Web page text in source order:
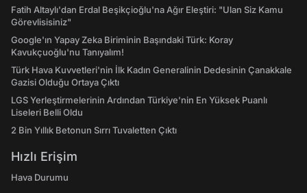
Fatih Altaylı'dan Erdal Beşikçioğlu'na Ağır Eleştiri: "Ulan Siz Kamu
Görevlisisiniz"
Google'ın Yapay Zeka Biriminin Başındaki Türk: Koray
Kavukçuoğlu'nu Tanıyalım!
Türk Hava Kuvvetleri'nin İlk Kadın Generalinin Dedesinin Çanakkale
Gazisi Olduğu Ortaya Çıktı
LGS Yerleştirmelerinin Ardından Türkiye'nin En Yüksek Puanlı
Liseleri Belli Oldu
2 Bin Yıllık Betonun Sırrı Tuvaletten Çıktı
Hızlı Erişim
Hava Durumu